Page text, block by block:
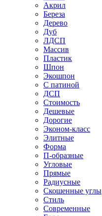
Акрил
Береза
Дерево
Дуб
ЛДСП
Массив
Пластик
Шпон
Экошпон
С патиной
ДСП
Стоимость
Дешевые
Дорогие
Эконом-класс
Элитные
Форма
П-образные
Угловые
Прямые
Радиусные
Скошенные углы
Стиль
Современные